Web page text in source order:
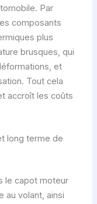
Par
composants
plus
brusques, qui
et
Tout cela
accroît les coûts
long terme de
le capot moteur
au volant, ainsi